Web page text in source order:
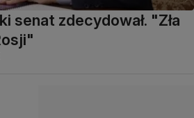
senat zdecydował. "Zła